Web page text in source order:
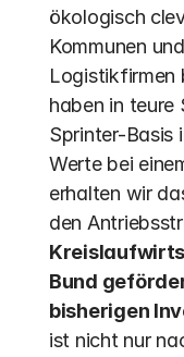
ökologisch
Kommunen
Logistikfirmen
haben in
Sprinter-Basis
Werte bei
erhalten wir
den
Bund
bisherigen
ist nicht nur